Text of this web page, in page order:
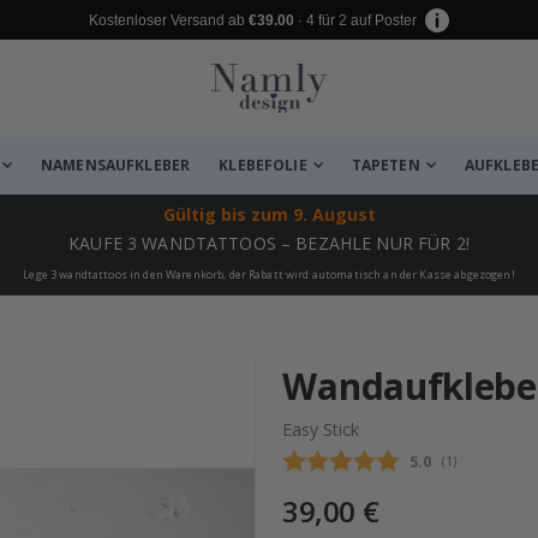
Kostenloser Versand ab €39.00 · 4 für 2 auf Poster
NAMENSAUFKLEBER KLEBEFOLIE TAPETEN
Gültig bis zum 9. August
KAUFE 3 WANDTATTOOS – BEZAHLE NUR FÜR 2!
Lege 3 wandtattoos in den Warenkorb, der Rabatt wird automatisch an der Kasse abgezogen!
✔️ Kostenloser Versand
Easy Stick
5.0 (abgegebene
1 )
39,00 €